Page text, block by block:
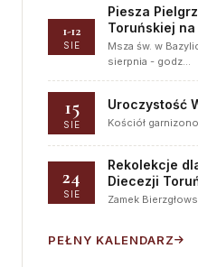
1-12
SIE
Piesza
Toruńskiej
Msza św. w
sierpnia - godz…
15
SIE
Uroczystość
Kościół
24
SIE
Rekolekcje
Diecezji
Zamek
PEŁNY KALENDARZ